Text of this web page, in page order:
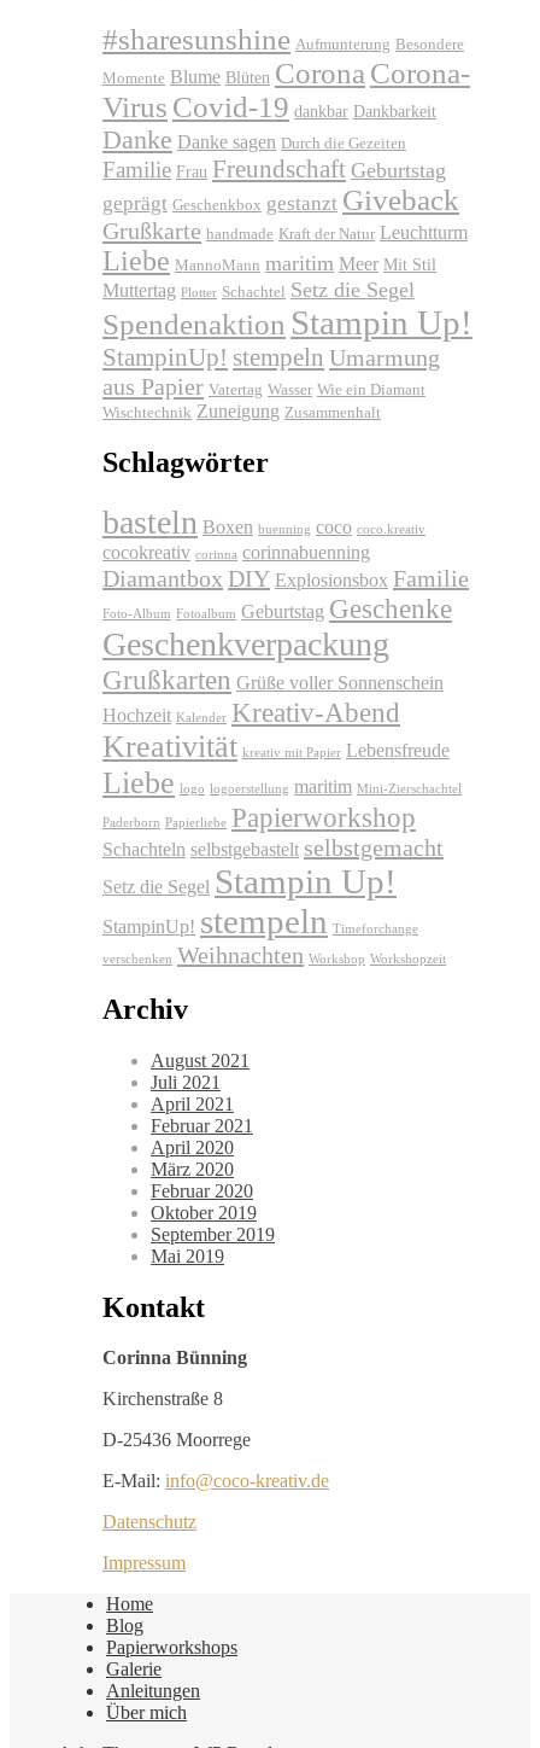
#sharesunshine Aufmunterung Besondere
Momente Blume Blüten Corona Corona-
Virus Covid-19 dankbar Dankbarkeit
Danke Danke sagen Durch die Gezeiten
Familie Frau Freundschaft Geburtstag
geprägt Geschenkbox gestanzt Giveback
Grußkarte handmade Kraft der Natur Leuchtturm
Liebe MannoMann maritim Meer Mit Stil
Muttertag Plotter Schachtel Setz die Segel
Spendenaktion Stampin Up!
StampinUp! stempeln Umarmung
aus Papier Vatertag Wasser Wie ein Diamant
Wischtechnik Zuneigung Zusammenhalt
Schlagwörter
basteln Boxen buenning coco coco.kreativ
cocokreativ corinna corinnabuenning
Diamantbox DIY Explosionsbox Familie
Foto-Album Fotoalbum Geburtstag Geschenke
Geschenkverpackung
Grußkarten Grüße voller Sonnenschein
Hochzeit Kalender Kreativ-Abend
Kreativität kreativ mit Papier Lebensfreude
Liebe logo logoerstellung maritim Mini-Zierschachtel
Paderborn Papierliebe Papierworkshop
Schachteln selbstgebastelt selbstgemacht
Setz die Segel Stampin Up!
StampinUp! stempeln Timeforchange
verschenken Weihnachten Workshop Workshopzeit
Archiv
August 2021
Juli 2021
April 2021
Februar 2021
April 2020
März 2020
Februar 2020
Oktober 2019
September 2019
Mai 2019
Kontakt
Corinna Bünning
Kirchenstraße 8
D-25436 Moorrege
E-Mail: info@coco-kreativ.de
Datenschutz
Impressum
Home
Blog
Papierworkshops
Galerie
Anleitungen
Über mich